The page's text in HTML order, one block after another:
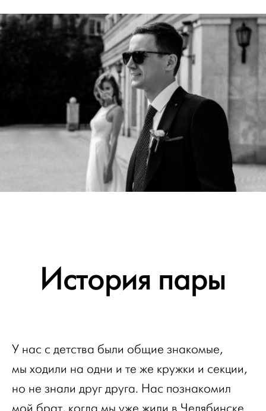
История пары
У нас с детства были общие знакомые,
мы ходили на одни и те же кружки и секции,
но не знали друг друга. Нас познакомил